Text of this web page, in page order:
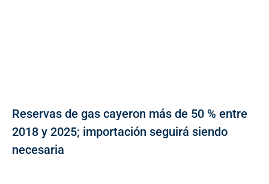
Reservas de gas cayeron más de 50 % entre
2018 y 2025; importación seguirá siendo
necesaria